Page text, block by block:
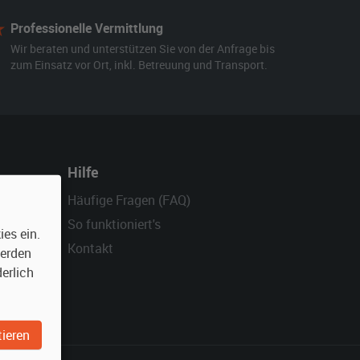
Professionelle Vermittlung
Wir beraten und unterstützen Sie von der Anfrage bis
zum Einsatz vor Ort, inkl. Betreuung und Transport.
Hilfe
Häufige Fragen (FAQ)
So funktioniert's
Kontakt
ein.